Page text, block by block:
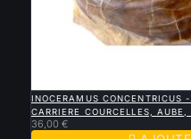
INOCERAMUS
CARRIERE COURCELLES, AUBE,
36,00 €